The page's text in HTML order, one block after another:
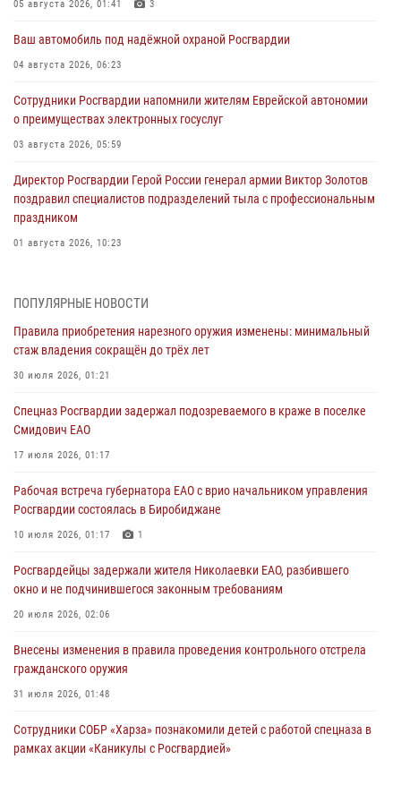
05 августа 2026, 01:41 3
Ваш автомобиль под надёжной охраной Росгвардии
04 августа 2026, 06:23
Сотрудники Росгвардии напомнили жителям Еврейской автономии
о преимуществах электронных госуслуг
03 августа 2026, 05:59
Директор Росгвардии Герой России генерал армии Виктор Золотов
поздравил специалистов подразделений тыла с профессиональным
праздником
01 августа 2026, 10:23
Российской Федерации
В Росгвардии вспоминают российских воинов, погибших в Первой
мировой войне 1914-1918 годов
Внесены изменения в правила проведения контрольного отстрела
гражданского оружия
Правила приобретения нарезного оружия изменены: минимальный
стаж владения сокращён до трёх лет
ПОПУЛЯРНЫЕ НОВОСТИ
Правила приобретения нарезного оружия изменены: минимальный
стаж владения сокращён до трёх лет
30 июля 2026, 01:21
Спецназ Росгвардии задержал подозреваемого в краже в поселке
Смидович ЕАО
17 июля 2026, 01:17
Рабочая встреча губернатора ЕАО с врио начальником управления
Росгвардии состоялась в Биробиджане
10 июля 2026, 01:17 1
Росгвардейцы задержали жителя Николаевки ЕАО, разбившего
окно и не подчинившегося законным требованиям
20 июля 2026, 02:06
Внесены изменения в правила проведения контрольного отстрела
гражданского оружия
31 июля 2026, 01:48
Сотрудники СОБР «Харза» познакомили детей с работой спецназа в
рамках акции «Каникулы с Росгвардией»